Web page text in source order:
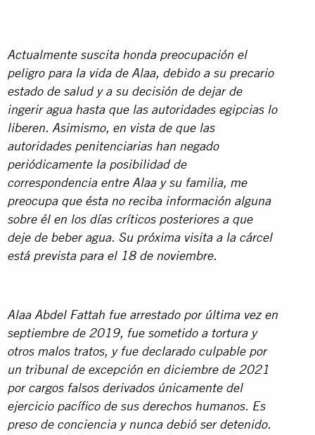
Actualmente suscita honda preocupación el
peligro para la vida de Alaa, debido a su precario
estado de salud y a su decisión de dejar de
ingerir agua hasta que las autoridades egipcias lo
liberen. Asimismo, en vista de que las
autoridades penitenciarias han negado
periódicamente la posibilidad de
correspondencia entre Alaa y su familia, me
preocupa que ésta no reciba información alguna
sobre él en los días críticos posteriores a que
deje de beber agua. Su próxima visita a la cárcel
está prevista para el 18 de noviembre.
Alaa Abdel Fattah fue arrestado por última vez en
septiembre de 2019, fue sometido a tortura y
otros malos tratos, y fue declarado culpable por
un tribunal de excepción en diciembre de 2021
por cargos falsos derivados únicamente del
ejercicio pacífico de sus derechos humanos. Es
preso de conciencia y nunca debió ser detenido.